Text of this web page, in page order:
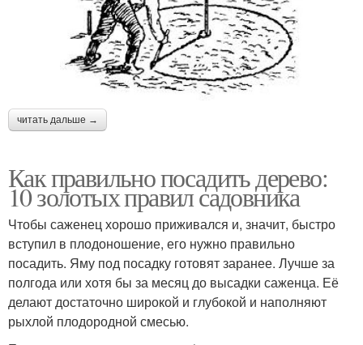
читать дальше →
Как правильно посадить дерево:
10 золотых правил садовника
Чтобы саженец хорошо приживался и, значит, быстро
вступил в плодоношение, его нужно правильно
посадить. Яму под посадку готовят заранее. Лучше за
полгода или хотя бы за месяц до высадки саженца. Её
делают достаточно широкой и глубокой и наполняют
рыхлой плодородной смесью.